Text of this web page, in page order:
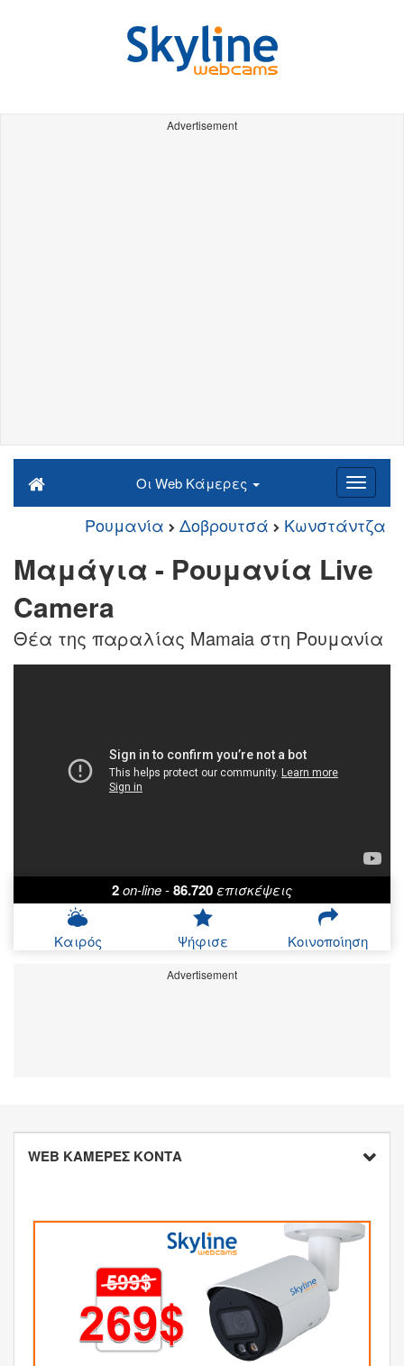
Advertisement
Οι Web Κάμερες
Ρουμανία Δοβρουτσά Κωνστάντζα
Μαμάγια - Ρουμανία Live
Camera
Θέα της παραλίας Mamaia στη Ρουμανία
2on-line-86.720επισκέψεις
Καιρός Ψήφισε Κοινοποίηση
Advertisement
WEB ΚΑΜΕΡΕΣ ΚΟΝΤΑ